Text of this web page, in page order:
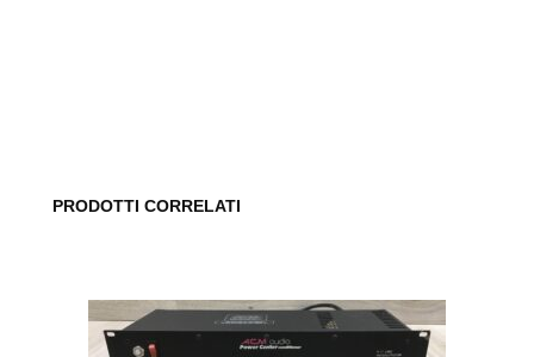
PRODOTTI CORRELATI